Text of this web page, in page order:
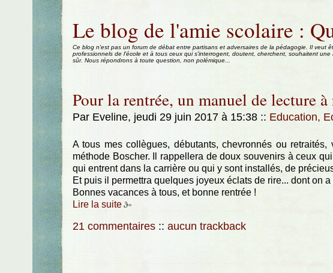
Aller au contenu
Le blog de l'amie scolaire :
Ce blog n'est pas un forum de débat entre partisans et adversaires de la pédagogie. Il veut
professionnels de l'école et à tous ceux qui s'interrogent, doutent, cherchent, souhaitent
sûr. Nous répondrons à toute question, non polémique...
Pour la rentrée, un manuel de lecture à
Par Eveline, jeudi 29 juin 2017 à 15:38 :: Education,
A tous mes collègues, débutants, chevronnés ou
méthode Boscher. Il rappellera de doux souvenirs à ceux
qui entrent dans la carrière ou qui y sont installés, de
Et puis il permettra quelques joyeux éclats de rire... dont on
Bonnes vacances à tous, et bonne rentrée !
Lire la suite
21 commentaires :: aucun trackback